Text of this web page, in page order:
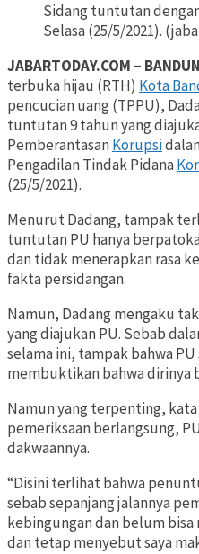
Sidang tuntutan
Selasa (25/5/2021).
JABARTODAY.COM –
terbuka hijau (RTH) Kota
pencucian uang (TPPU),
tuntutan 9 tahun yang
PemberantasanKorupsi
Pengadilan Tindak Pidana
(25/5/2021).
Menurut Dadang, tampak
tuntutan PU hanya
dan tidak menerapkan rasa
fakta persidangan.
Namun, Dadang mengaku
yang diajukan PU. Sebab
selama ini, tampak bahwa
membuktikan bahwa dirinya
Namun yang terpenting,
pemeriksaan berlangsung,
dakwaannya.
“Disini terlihat bahwa
sebab sepanjang jalannya
kebingungan dan belum
dan tetap menyebut saya